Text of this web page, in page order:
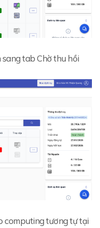
tab Chờ thu hồi
computing tương tự tại